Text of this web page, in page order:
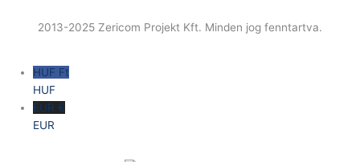
2013-2025 Zericom Projekt Kft. Minden jog fenntartva.
HUF Ft
HUF
EUR €
EUR